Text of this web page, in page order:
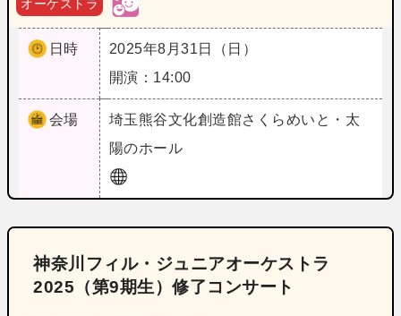
オーケストラ
日時
2025年8月31日（日）
開演：14:00
会場 埼玉 熊谷文化創造館さくらめいと・太
陽のホール
神奈川フィル・ジュニアオーケストラ
2025（第9期生）修了コンサート